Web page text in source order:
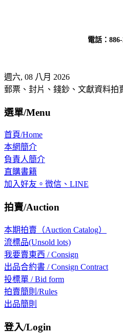
電話：
週六, 08 八月 2026
郵票、封片、錢鈔、文獻資料拍
選單/Menu
首頁/Home
本網簡介
負責人簡介
直購書籍
加入好友。微信、LINE
拍賣/Auction
本期拍賣（Auction Catalog）
流標品(Unsold lots)
我要賣東西 / Consign
出品合約書 / Consign Contract
投標單 / Bid form
拍賣簡則/Rules
出品簡則
登入/Login